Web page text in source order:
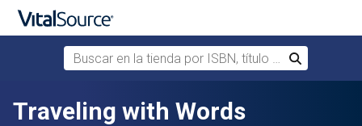
Saltar al contenido principal
Buscar en la tienda por ISBN, título o autor
Buscar
Traveling with Words